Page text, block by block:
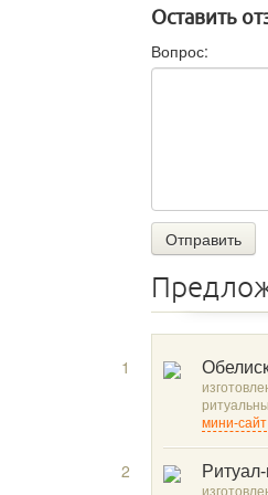
Оставить
Вопрос:
Отправить
1
мини-сайт
2